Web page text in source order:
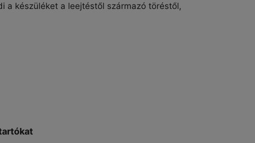
a készüléket a leejtéstől származó töréstől,